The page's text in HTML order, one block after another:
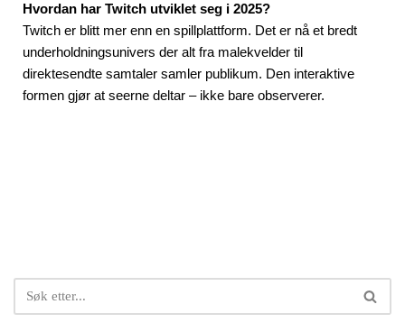
Hvordan har Twitch utviklet seg i 2025?
Twitch er blitt mer enn en spillplattform. Det er nå et bredt
underholdningsunivers der alt fra malekvelder til
direktesendte samtaler samler publikum. Den interaktive
formen gjør at seerne deltar – ikke bare observerer.